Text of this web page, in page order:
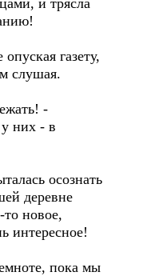
и трясла
газету,
слушая.
-
у них - в
осознать
деревне
то новое,
интересное!
пока мы